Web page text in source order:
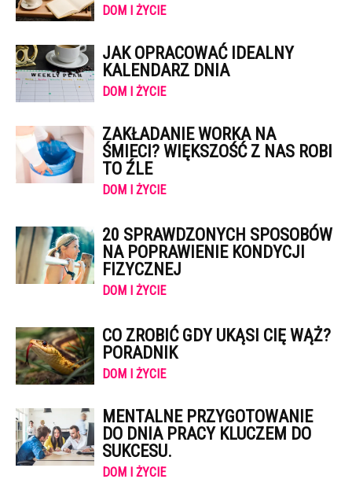
DOM I ŻYCIE
JAK OPRACOWAĆ IDEALNY
KALENDARZ DNIA
DOM I ŻYCIE
ZAKŁADANIE WORKA NA
ŚMIECI? WIĘKSZOŚĆ Z NAS ROBI
TO ŹLE
DOM I ŻYCIE
20 SPRAWDZONYCH SPOSOBÓW
NA POPRAWIENIE KONDYCJI
FIZYCZNEJ
DOM I ŻYCIE
CO ZROBIĆ GDY UKĄSI CIĘ WĄŻ?
PORADNIK
DOM I ŻYCIE
MENTALNE PRZYGOTOWANIE
DO DNIA PRACY KLUCZEM DO
SUKCESU.
DOM I ŻYCIE